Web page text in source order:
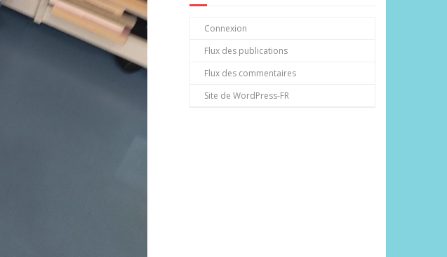
Connexion
Flux des publications
Flux des commentaires
Site de WordPress-FR